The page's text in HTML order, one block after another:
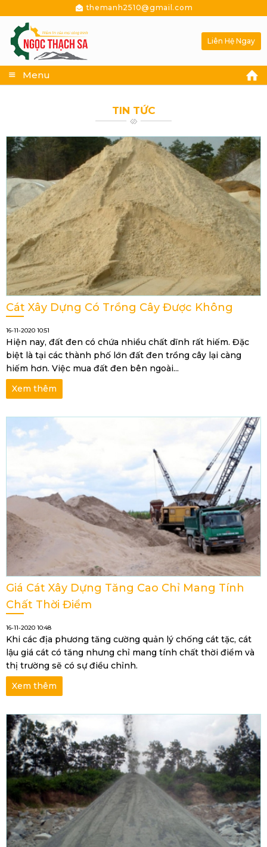
themanh2510@gmail.com
Menu
Liên Hệ Ngay
TIN TỨC
Cát Xây Dựng Có Trồng Cây Được Không
16-11-2020 10:51
Hiện nay, đất đen có chứa nhiều chất dĩnh rất hiếm. Đặc
biệt là tại các thành phố lớn đất đen trồng cây lại càng
hiếm hơn. Việc mua đất đen bên ngoài...
Xem thêm
Giá Cát Xây Dựng Tăng Cao Chỉ Mang Tính
Chất Thời Điểm
16-11-2020 10:48
Khi các địa phương tăng cường quản lý chống cát tặc, cát
lậu giá cát có tăng nhưng chỉ mang tính chất thời điểm và
thị trường sẽ có sự điều chỉnh.
Xem thêm